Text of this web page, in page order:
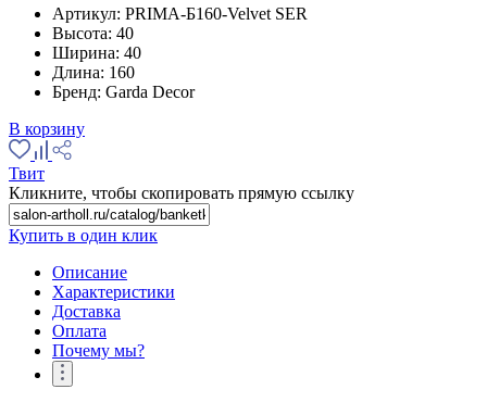
Артикул: PRIMA-Б160-Velvet SER
Высота: 40
Ширина: 40
Длина: 160
Бренд: Garda Decor
В корзину
Твит
Кликните, чтобы скопировать прямую ссылку
Купить в один клик
Описание
Характеристики
Доставка
Оплата
Почему мы?